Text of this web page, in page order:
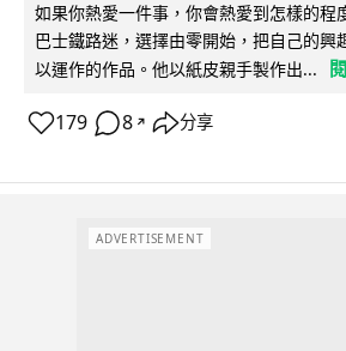
如果你熱愛一件事，你會熱愛到怎樣的程
巴士鐵路迷，選擇由零開始，把自己的興
以運作的作品。他以紙皮親手製作出...
179 8 ↗ 分享
ADVERTISEMENT